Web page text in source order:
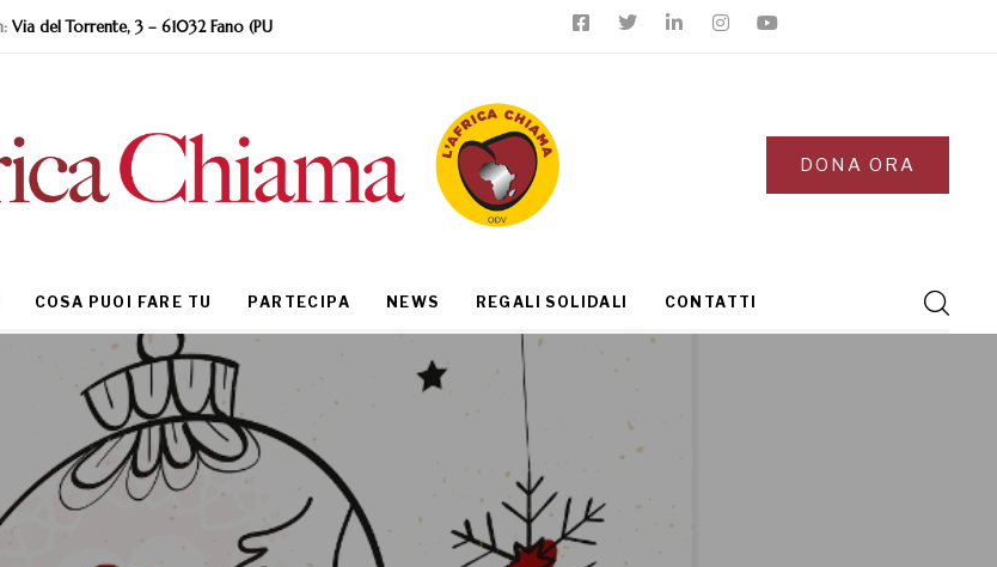
Via del Torrente, 3 – 61032 Fano (PU
DONA ORA
COSA PUOI FARE TU PARTECIPA NEWS REGALI SOLIDALI CONTATTI